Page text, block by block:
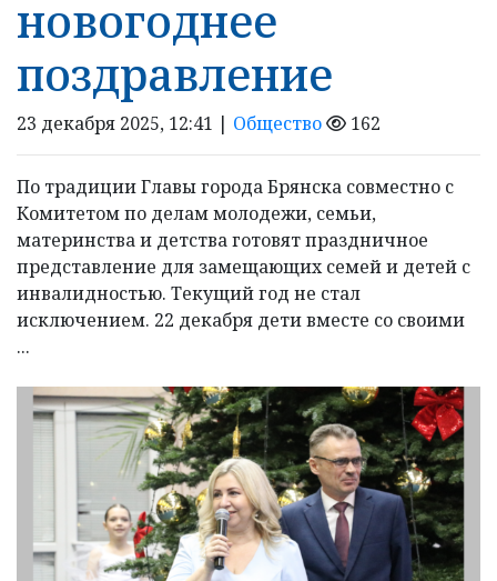
новогоднее
поздравление
23 декабря 2025, 12:41 | Общество 162
По традиции Главы города Брянска совместно с
Комитетом по делам молодежи, семьи,
материнства и детства готовят праздничное
представление для замещающих семей и детей с
инвалидностью. Текущий год не стал
исключением. 22 декабря дети вместе со своими
...